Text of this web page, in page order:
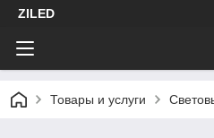
ZILED
Товары и услуги